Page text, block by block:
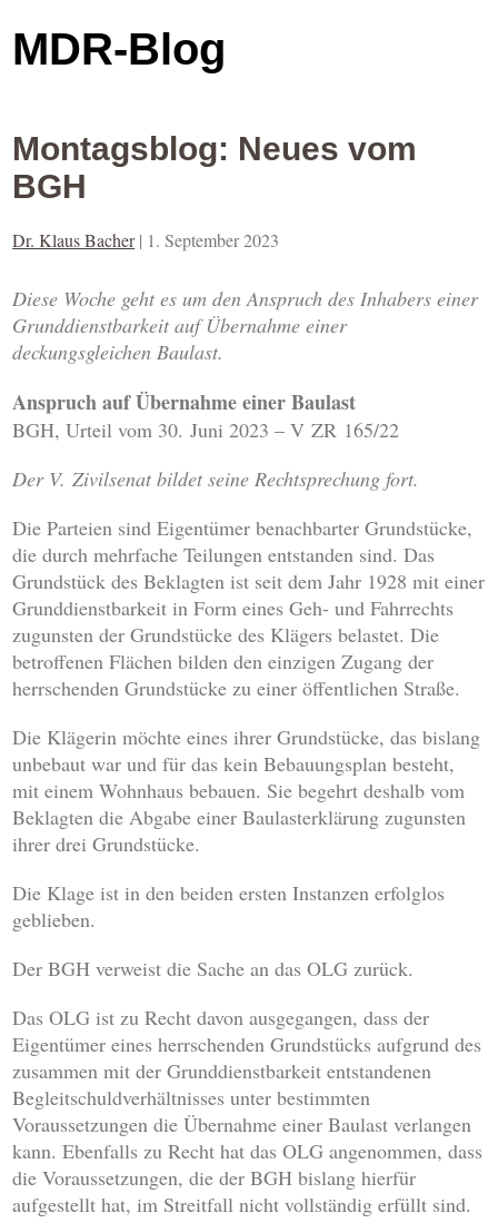
MDR-Blog
Montagsblog: Neues vom
BGH
Dr. Klaus Bacher | 1. September 2023
Diese Woche geht es um den Anspruch des Inhabers einer
Grunddienstbarkeit auf Übernahme einer
deckungsgleichen Baulast.
Anspruch auf Übernahme einer Baulast
BGH, Urteil vom 30. Juni 2023 – V ZR 165/22
Der V. Zivilsenat bildet seine Rechtsprechung fort.
Die Parteien sind Eigentümer benachbarter Grundstücke,
die durch mehrfache Teilungen entstanden sind. Das
Grundstück des Beklagten ist seit dem Jahr 1928 mit einer
Grunddienstbarkeit in Form eines Geh- und Fahrrechts
zugunsten der Grundstücke des Klägers belastet. Die
betroffenen Flächen bilden den einzigen Zugang der
herrschenden Grundstücke zu einer öffentlichen Straße.
Die Klägerin möchte eines ihrer Grundstücke, das bislang
unbebaut war und für das kein Bebauungsplan besteht,
mit einem Wohnhaus bebauen. Sie begehrt deshalb vom
Beklagten die Abgabe einer Baulasterklärung zugunsten
ihrer drei Grundstücke.
Die Klage ist in den beiden ersten Instanzen erfolglos
geblieben.
Der BGH verweist die Sache an das OLG zurück.
Das OLG ist zu Recht davon ausgegangen, dass der
Eigentümer eines herrschenden Grundstücks aufgrund des
zusammen mit der Grunddienstbarkeit entstandenen
Begleitschuldverhältnisses unter bestimmten
Voraussetzungen die Übernahme einer Baulast verlangen
kann. Ebenfalls zu Recht hat das OLG angenommen, dass
die Voraussetzungen, die der BGH bislang hierfür
aufgestellt hat, im Streitfall nicht vollständig erfüllt sind.